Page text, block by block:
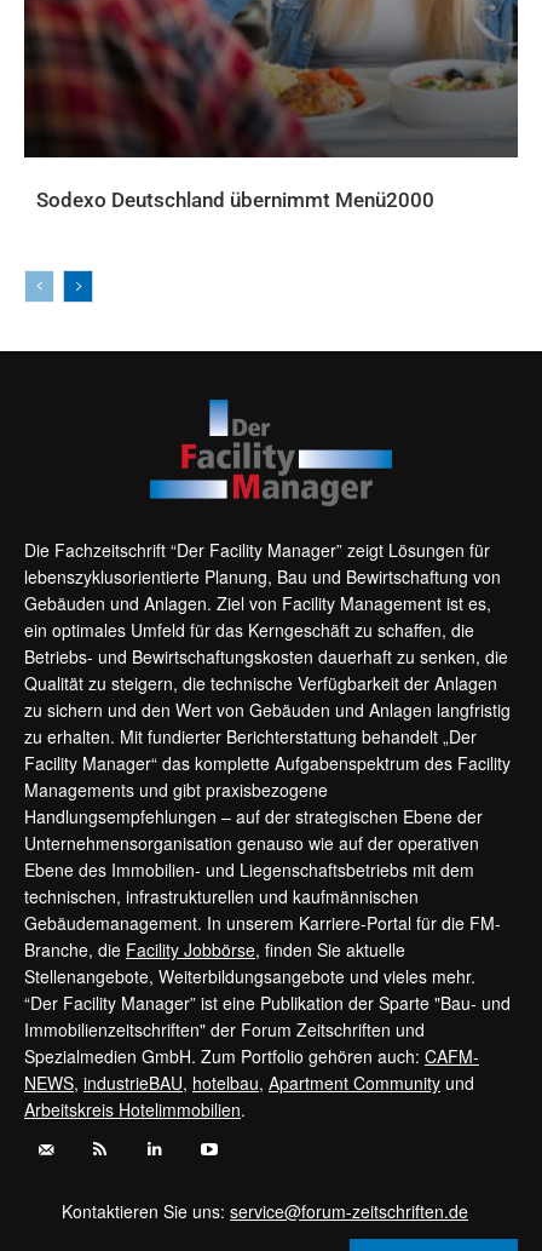
Sodexo Deutschland übernimmt Menü2000
Die Fachzeitschrift “Der Facility Manager” zeigt Lösungen für
lebenszyklusorientierte Planung, Bau und Bewirtschaftung von
Gebäuden und Anlagen. Ziel von Facility Management ist es,
ein optimales Umfeld für das Kerngeschäft zu schaffen, die
Betriebs- und Bewirtschaftungskosten dauerhaft zu senken, die
Qualität zu steigern, die technische Verfügbarkeit der Anlagen
zu sichern und den Wert von Gebäuden und Anlagen langfristig
zu erhalten. Mit fundierter Berichterstattung behandelt „Der
Facility Manager“ das komplette Aufgabenspektrum des Facility
Managements und gibt praxisbezogene
Handlungsempfehlungen – auf der strategischen Ebene der
Unternehmensorganisation genauso wie auf der operativen
Ebene des Immobilien- und Liegenschaftsbetriebs mit dem
technischen, infrastrukturellen und kaufmännischen
Gebäudemanagement. In unserem Karriere-Portal für die FM-
Branche, die Facility Jobbörse, finden Sie aktuelle
Stellenangebote, Weiterbildungsangebote und vieles mehr.
“Der Facility Manager” ist eine Publikation der Sparte "Bau- und
Immobilienzeitschriften" der Forum Zeitschriften und
Spezialmedien GmbH. Zum Portfolio gehören auch: CAFM-
NEWS, industrieBAU, hotelbau, Apartment Community und
Arbeitskreis Hotelimmobilien.
Kontaktieren Sie uns:service@forum-zeitschriften.de